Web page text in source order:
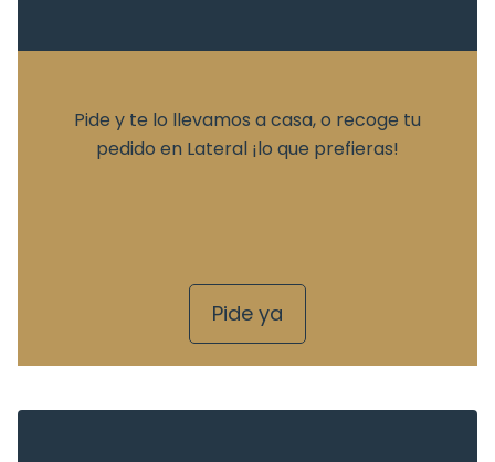
Pide y te lo llevamos a casa, o recoge tu
pedido en Lateral ¡lo que prefieras!
Pide ya